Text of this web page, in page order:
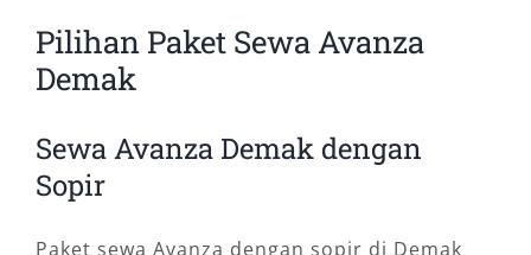
Pilihan Paket Sewa Avanza
Demak
Sewa Avanza Demak dengan
Sopir
Paket sewa Avanza dengan sopir di Demak